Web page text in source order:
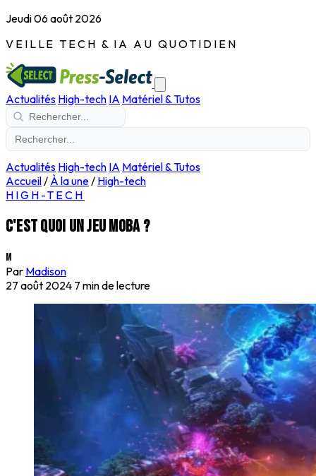
Jeudi 06 août 2026
VEILLE TECH & IA AU QUOTIDIEN
Actualités High-tech IA Matériel & Tutos
Actualités High-tech IA Matériel & Tutos
Accueil/ À la une/ High-tech
HIGH-TECH
C'est quoi un jeu MOBA ?
M
Par Madison
27 août 2024 7 min de lecture